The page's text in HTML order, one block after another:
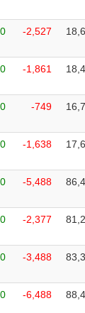
-2,527
-1,861
-749
-1,638
-5,488
-2,377
-3,488
-6,488
Cổ đông lớn